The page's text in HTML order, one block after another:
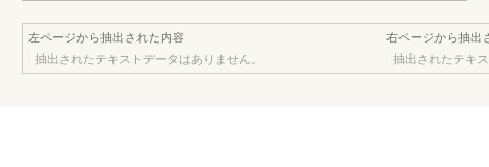
左ページから抽出された内容
抽出されたテキストデータはありません。
右ページから抽出
抽出されたテキ